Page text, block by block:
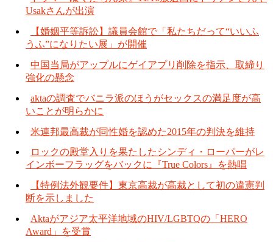
Usakさんが出演
【婚姻平等訴訟】議員会館で「私たちだって“いいふ
うふ”になりたい展」が開催
中国当局がアップルにゲイアプリ削除を指示、取締り
強化の懸念
aktaの調査でバニラ派のほうがセックスの満足度が高
いことが明らかに
米連邦最高裁が同性婚を認めた2015年の判決を維持
ロックの殿堂入りを果たしたシンディ・ローパーがレ
インボーフラッグをバックに『True Colors』を熱唱
【特例法外観要件】東京高裁が高裁として初の違憲判
断を示しました
Aktaがアジア太平洋地域のHIV/LGBTQの「HERO
Award」を受賞